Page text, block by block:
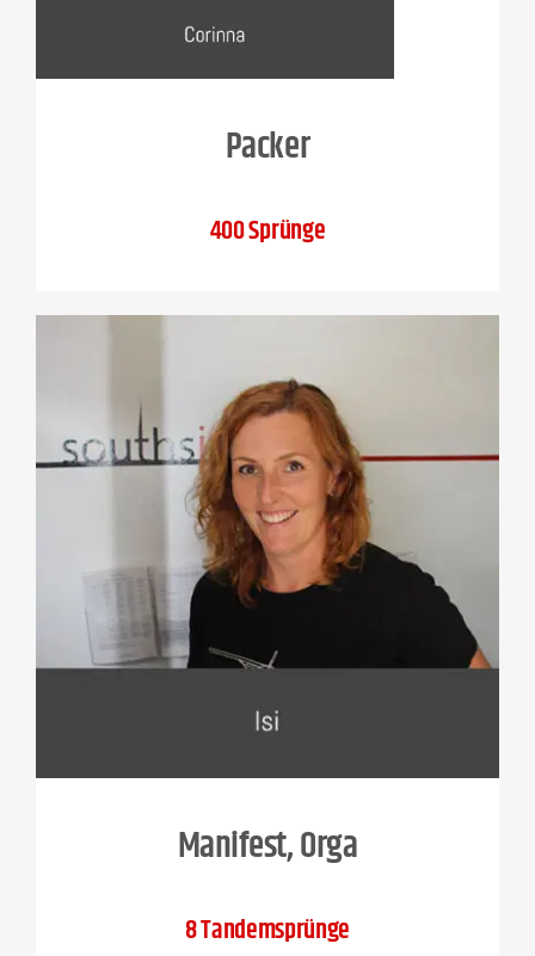
Packer
400 Sprünge
Manifest, Orga
8 Tandemsprünge